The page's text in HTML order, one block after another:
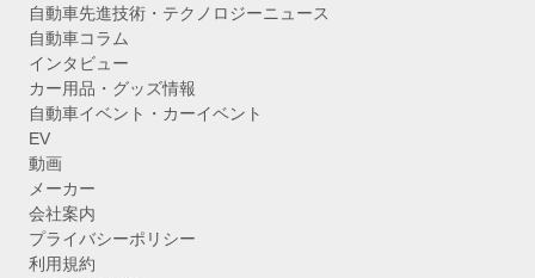
自動車先進技術・テクノロジーニュース
自動車コラム
インタビュー
カー用品・グッズ情報
自動車イベント・カーイベント
EV
動画
メーカー
会社案内
プライバシーポリシー
利用規約